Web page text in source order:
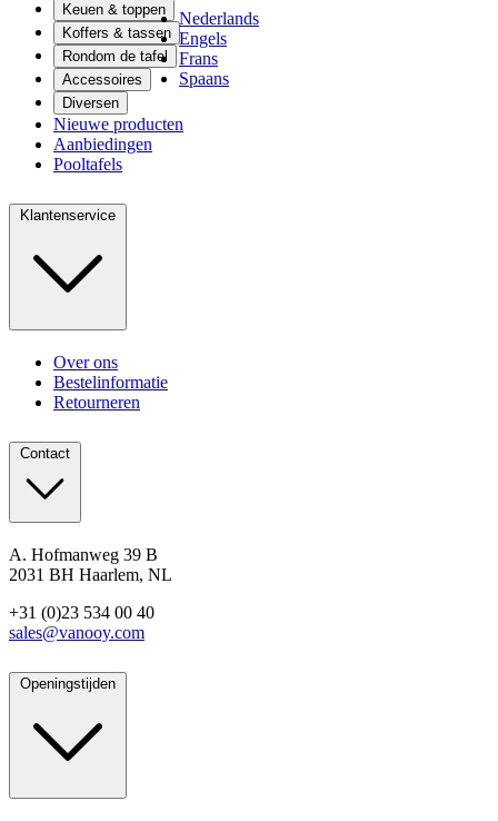
Nederlands
Engels
Frans
Spaans
Keuen & toppen
Koffers & tassen
Rondom de tafel
Accessoires
Diversen
Nieuwe producten
Aanbiedingen
Pooltafels
Klantenservice
Over ons
Bestelinformatie
Retourneren
Contact
A. Hofmanweg 39 B
2031 BH Haarlem, NL
+31 (0)23 534 00 40
sales@vanooy.com
Openingstijden